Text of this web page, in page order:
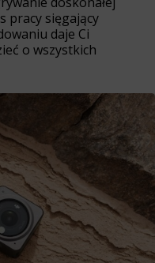
pracy sięgający
daje Ci
o wszystkich